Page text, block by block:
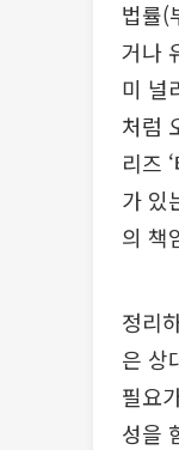
법률(
거나
미 널
처럼
리즈
가 있
의 책
정리
은 상
필요
성을